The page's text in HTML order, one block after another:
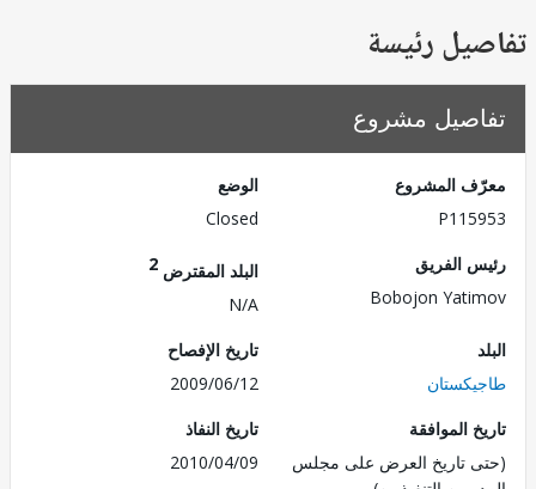
رئيسة
مشروع
المشروع
الفريق
Bobojon
البلد المقترض
تاريخ الإفصاح
2009/06/12
الموافقة
تاريخ العرض على مجلس
تاريخ النفاذ
2010/04/09